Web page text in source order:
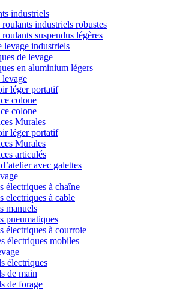
industriels
roulants industriels robustes
roulants suspendus légères
levage industriels
de levage
en aluminium légers
levage
léger portatif
colone
colone
Murales
léger portatif
Murales
articulés
avec galettes
électriques à chaîne
electriques à cable
manuels
pneumatiques
électriques à courroie
électriques mobiles
électriques
de main
de forage